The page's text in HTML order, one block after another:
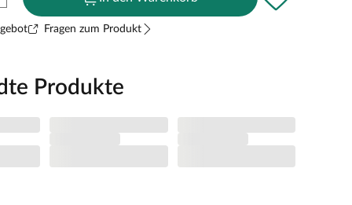
Fragen zum Produkt
Produkte